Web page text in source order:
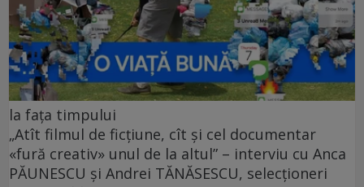
la fața timpului
„Atît filmul de ficțiune, cît și cel documentar
«fură creativ» unul de la altul” – interviu cu Anca
PĂUNESCU și Andrei TĂNĂSESCU, selecționeri